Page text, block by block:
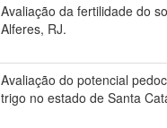
Avaliação da fertilidade do
Alferes, RJ.
Avaliação do potencial
trigo no estado de Santa